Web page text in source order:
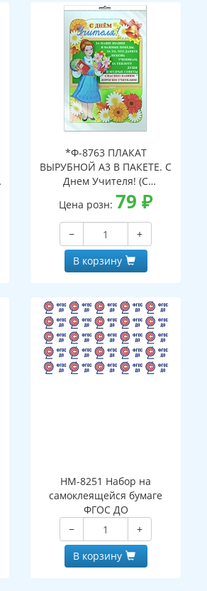
*Ф-8763 ПЛАКАТ
ВЫРУБНОЙ А3 В ПАКЕТЕ. С
Днем Учителя! (С
блестками в
индивидуальной упаковке
с европодвесом и клеевым
клапаном)
Цена розн: 79₽
−
+
В корзину
НМ-8251 Набор на
самоклеящейся бумаге
ФГОС ДО
−
+
В корзину